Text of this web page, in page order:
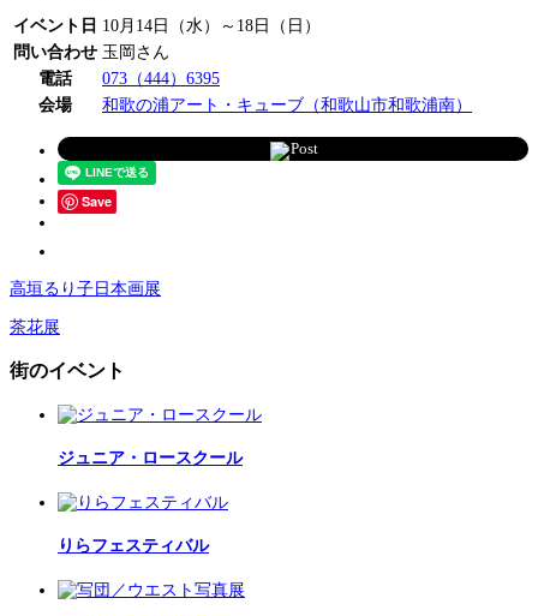
イベント日 10月14日（水）～18日（日）
問い合わせ 玉岡さん
電話
073（444）6395
会場
和歌の浦アート・キューブ（和歌山市和歌浦南）
Post
Save
高垣るり子日本画展
茶花展
街のイベント
ジュニア・ロースクール
りらフェスティバル